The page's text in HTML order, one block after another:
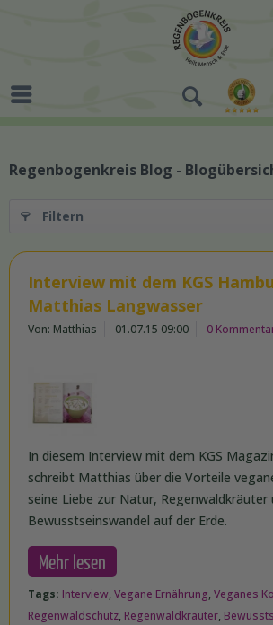
Regenbogenkreis Blog -
Filtern
Interview mit dem KGS
Matthias Langwasser
Von: Matthias 01.07.15 09:00 0
In diesem Interview mit dem KGS
schreibt Matthias über die Vorteile
seine Liebe zur Natur, Regenwaldkräuter
Bewusstseinswandel auf der Erde.
Mehr lesen
Tags: Interview, Vegane Ernährung, Veganes
Regenwaldschutz, Regenwaldkräuter,